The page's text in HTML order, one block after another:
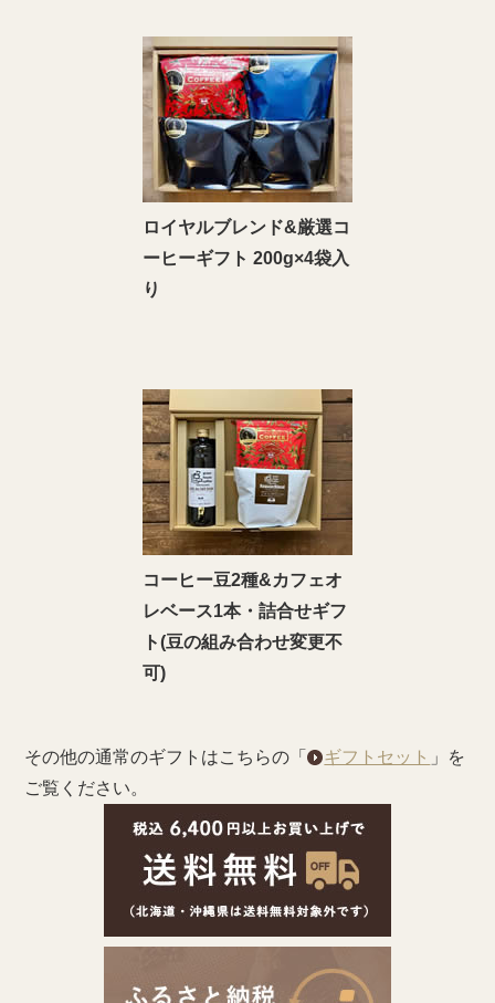
ロイヤルブレンド&厳選コ
ーヒーギフト 200g×4袋入
り
コーヒー豆2種&カフェオ
レベース1本・詰合せギフ
ト(豆の組み合わせ変更不
可)
その他の通常のギフトはこちらの「 ギフトセット 」を
ご覧ください。